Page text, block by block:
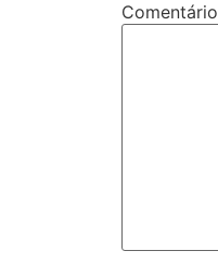
Comentário